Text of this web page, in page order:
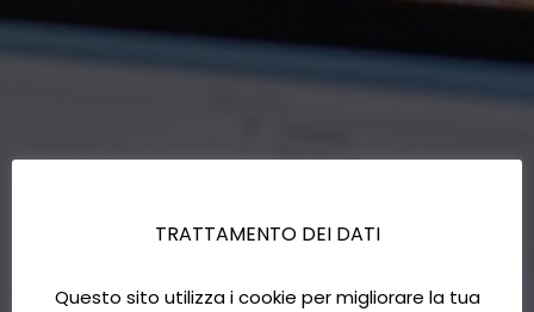
TRATTAMENTO DEI DATI
Questo sito utilizza i cookie per migliorare la tua